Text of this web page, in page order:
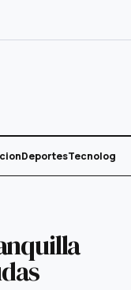
DeportesTecnología